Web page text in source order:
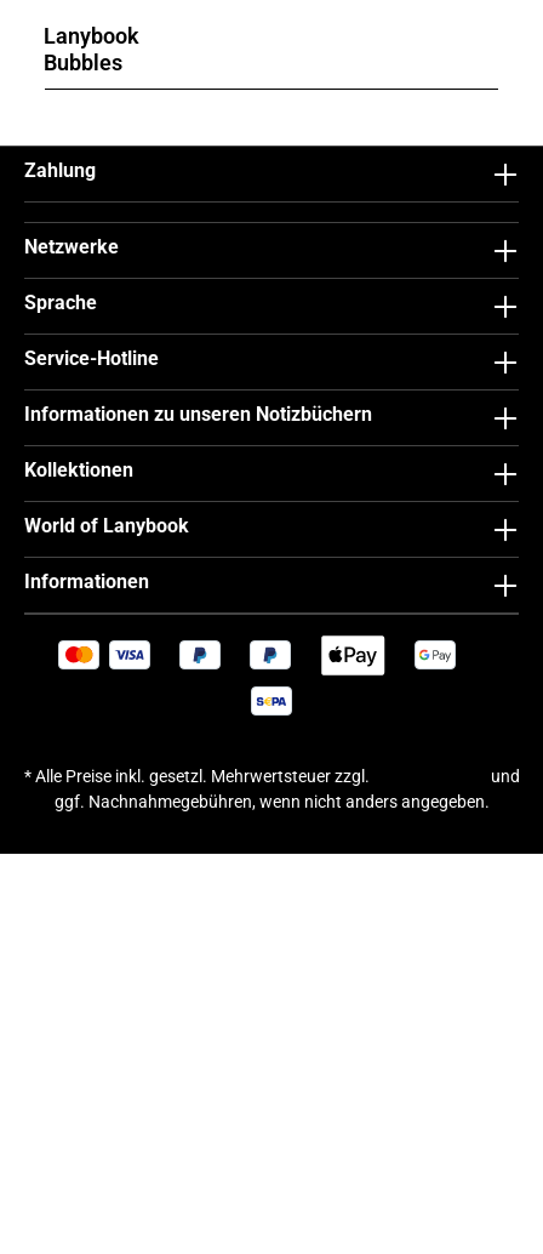
Lanybook
Bubbles
Zahlung
Netzwerke
Sprache
Service-Hotline
Informationen zu unseren Notizbüchern
Kollektionen
World of Lanybook
Informationen
* Alle Preise inkl. gesetzl. Mehrwertsteuer zzgl.
und
ggf. Nachnahmegebühren, wenn nicht anders angegeben.